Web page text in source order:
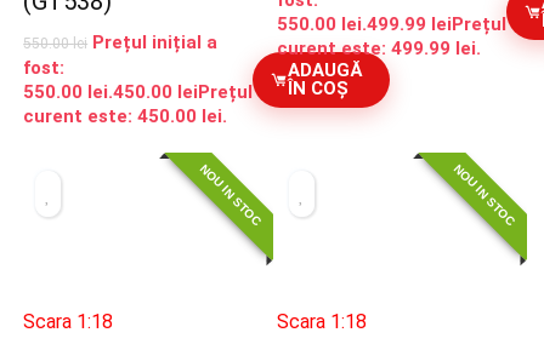
550.00lei Prețul inițial a
fost:
550.00 lei.450.00 leiPrețul
curent este: 450.00 lei.
ADAUGĂ
ÎN COȘ
550.00 lei.499.99 leiPrețul
curent este: 499.99 lei.
NOU IN STOC
Scara 1:18
NOU IN STOC
Scara 1:18